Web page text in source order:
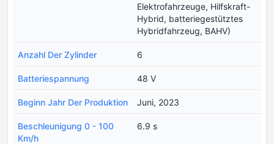
Elektrofahrzeuge, Hilfskraft-
Hybrid, batteriegestütztes
Hybridfahrzeug, BAHV)
Anzahl Der Zylinder 6
Batteriespannung 48 V
Beginn Jahr Der Produktion Juni, 2023
Beschleunigung 0 - 100
Km/h
6.9 s